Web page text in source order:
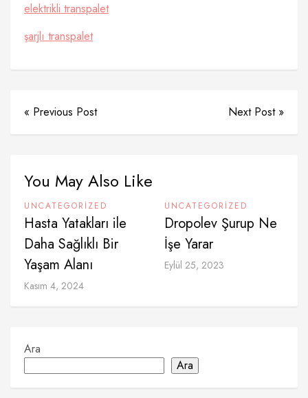
elektrikli transpalet
şarjlı transpalet
« Previous Post Next Post »
You May Also Like
UNCATEGORIZED
Hasta Yatakları ile
Daha Sağlıklı Bir
Yaşam Alanı
Kasım 4, 2024
UNCATEGORIZED
Dropolev Şurup Ne
İşe Yarar
Eylül 25, 2023
Ara
Ara